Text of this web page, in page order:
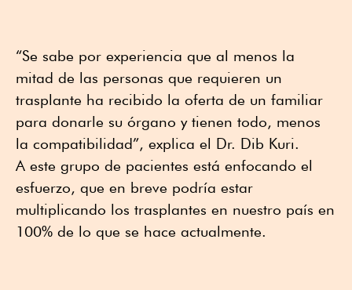
“Se sabe por experiencia que al menos la
mitad de las personas que requieren un
trasplante ha recibido la oferta de un familiar
para donarle su órgano y tienen todo, menos
la compatibilidad”, explica el Dr. Dib Kuri.
A este grupo de pacientes está enfocando el
esfuerzo, que en breve podría estar
multiplicando los trasplantes en nuestro país en
100% de lo que se hace actualmente.